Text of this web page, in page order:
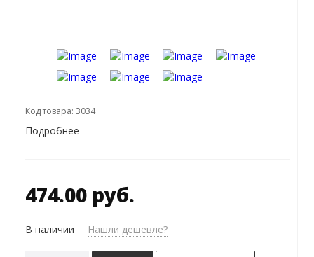
Код товара: 3034
Подробнее
474.00 руб.
В наличии Нашли дешевле?